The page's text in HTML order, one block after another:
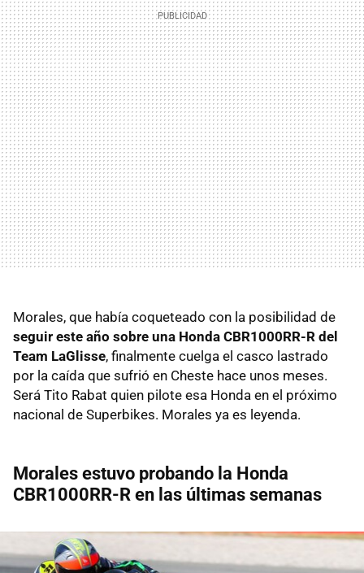
Morales, que había coqueteado con la posibilidad de
seguir este año sobre una Honda CBR1000RR-R del
Team LaGlisse, finalmente cuelga el casco lastrado
por la caída que sufrió en Cheste hace unos meses.
Será Tito Rabat quien pilote esa Honda en el próximo
nacional de Superbikes. Morales ya es leyenda.
Morales estuvo probando la Honda
CBR1000RR-R en las últimas semanas